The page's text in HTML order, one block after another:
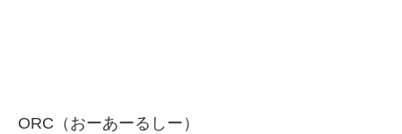
ORC（おーあーるしー）